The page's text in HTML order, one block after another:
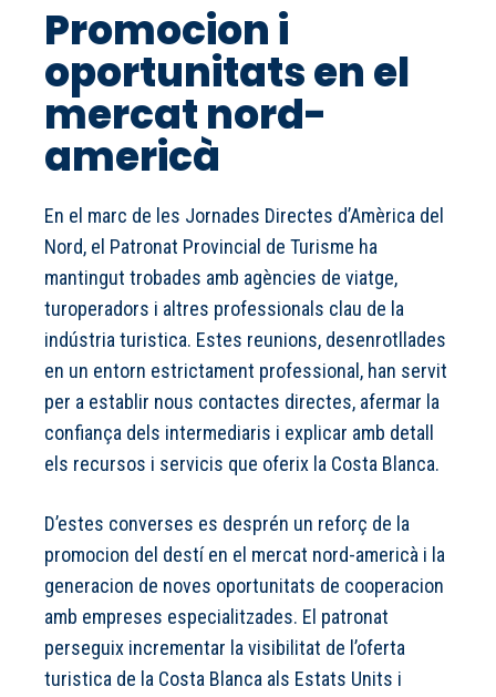
Promocion i
oportunitats en el
mercat nord-
americà
En el marc de les Jornades Directes d’Amèrica del
Nord, el Patronat Provincial de Turisme ha
mantingut trobades amb agències de viatge,
turoperadors i altres professionals clau de la
indústria turistica. Estes reunions, desenrotllades
en un entorn estrictament professional, han servit
per a establir nous contactes directes, afermar la
confiança dels intermediaris i explicar amb detall
els recursos i servicis que oferix la Costa Blanca.
D’estes converses es desprén un reforç de la
promocion del destí en el mercat nord-americà i la
generacion de noves oportunitats de cooperacion
amb empreses especialitzades. El patronat
perseguix incrementar la visibilitat de l’oferta
turistica de la Costa Blanca als Estats Units i